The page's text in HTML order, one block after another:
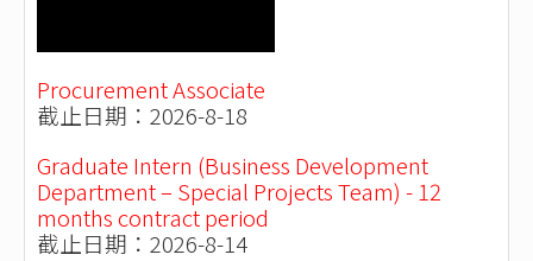
Procurement Associate
截止日期：2026-8-18
Graduate Intern (Business Development
Department – Special Projects Team) - 12
months contract period
截止日期：2026-8-14